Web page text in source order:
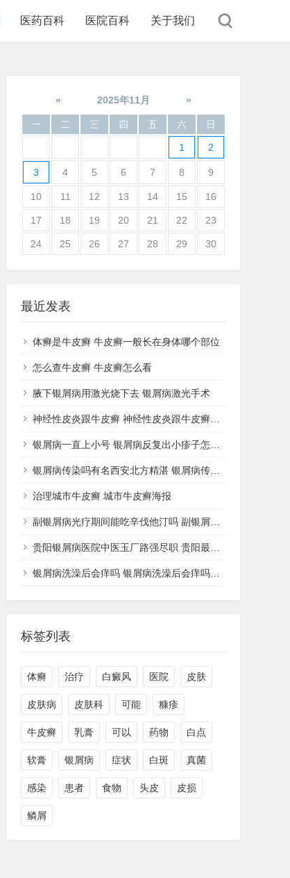
医药百科 医院百科 关于我们
« 2025年11月 »
一 二 三 四 五 六 日
1 2
3 4 5 6 7 8 9
10 11 12 13 14 15 16
17 18 19 20 21 22 23
24 25 26 27 28 29 30
最近发表
体癣是牛皮癣 牛皮癣一般长在身体哪个部位
怎么查牛皮癣 牛皮癣怎么看
腋下银屑病用激光烧下去 银屑病激光手术
神经性皮炎跟牛皮癣 神经性皮炎跟牛皮癣哪个好治
银屑病一直上小号 银屑病反复出小疹子怎么办好
银屑病传染吗有名西安北方精湛 银屑病传播途径
治理城市牛皮癣 城市牛皮癣海报
副银屑病光疗期间能吃辛伐他汀吗 副银屑病可以擦激素药膏吗
贵阳银屑病医院中医玉厂路强尽职 贵阳最好的银屑病中医院
银屑病洗澡后会痒吗 银屑病洗澡后会痒吗怎么治疗
标签列表
体癣 治疗 白癜风 医院 皮肤
皮肤病 皮肤科 可能 糠疹
牛皮癣 乳膏 可以 药物 白点
软膏 银屑病 症状 白斑 真菌
感染 患者 食物 头皮 皮损
鳞屑